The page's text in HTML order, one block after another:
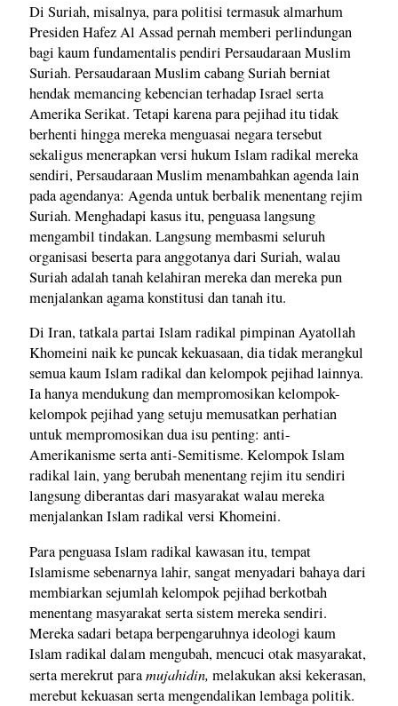
Di Suriah, misalnya, para politisi termasuk almarhum
Presiden Hafez Al Assad pernah memberi perlindungan
bagi kaum fundamentalis pendiri Persaudaraan Muslim
Suriah. Persaudaraan Muslim cabang Suriah berniat
hendak memancing kebencian terhadap Israel serta
Amerika Serikat. Tetapi karena para pejihad itu tidak
berhenti hingga mereka menguasai negara tersebut
sekaligus menerapkan versi hukum Islam radikal mereka
sendiri, Persaudaraan Muslim menambahkan agenda lain
pada agendanya: Agenda untuk berbalik menentang rejim
Suriah. Menghadapi kasus itu, penguasa langsung
mengambil tindakan. Langsung membasmi seluruh
organisasi beserta para anggotanya dari Suriah, walau
Suriah adalah tanah kelahiran mereka dan mereka pun
menjalankan agama konstitusi dan tanah itu.
Di Iran, tatkala partai Islam radikal pimpinan Ayatollah
Khomeini naik ke puncak kekuasaan, dia tidak merangkul
semua kaum Islam radikal dan kelompok pejihad lainnya.
Ia hanya mendukung dan mempromosikan kelompok-
kelompok pejihad yang setuju memusatkan perhatian
untuk mempromosikan dua isu penting: anti-
Amerikanisme serta anti-Semitisme. Kelompok Islam
radikal lain, yang berubah menentang rejim itu sendiri
langsung diberantas dari masyarakat walau mereka
menjalankan Islam radikal versi Khomeini.
Para penguasa Islam radikal kawasan itu, tempat
Islamisme sebenarnya lahir, sangat menyadari bahaya dari
membiarkan sejumlah kelompok pejihad berkotbah
menentang masyarakat serta sistem mereka sendiri.
Mereka sadari betapa berpengaruhnya ideologi kaum
Islam radikal dalam mengubah, mencuci otak masyarakat,
serta merekrut paramujahidin, melakukan aksi kekerasan,
merebut kekuasan serta mengendalikan lembaga politik.